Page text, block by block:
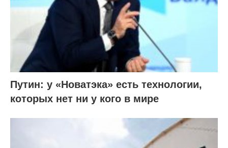
Путин: у «Новатэка» есть технологии,
которых нет ни у кого в мире